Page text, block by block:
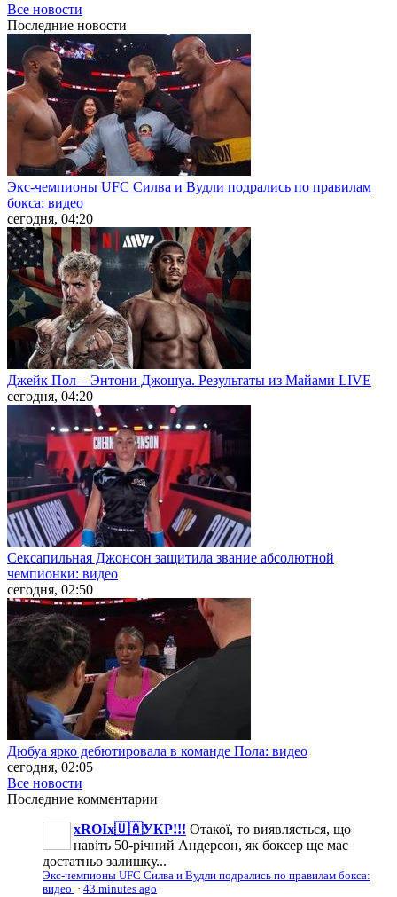
Все новости
Последние новости
Экс-чемпионы UFC Силва и Вудли подрались по правилам
бокса: видео
сегодня, 04:20
Джейк Пол – Энтони Джошуа. Результаты из Майами LIVE
сегодня, 04:20
Сексапильная Джонсон защитила звание абсолютной
чемпионки: видео
сегодня, 02:50
Дюбуа ярко дебютировала в команде Пола: видео
сегодня, 02:05
Все новости
Последние комментарии
xROIx🇺🇦УКР!!! Отакої, то виявляється, що
навіть 50-річний Андерсон, як боксер ще має
достатньо залишку...
Экс-чемпионы UFC Силва и Вудли подрались по правилам бокса:
видео · 43 minutes ago